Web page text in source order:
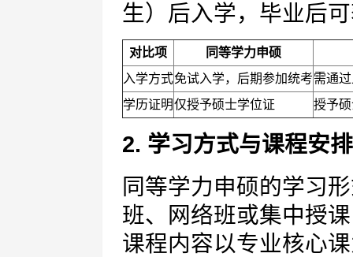
生）后入学，毕业后
对比项
同等学力申硕
入学方式免试入学，后期参加统考需通
学历证明仅授予硕士学位证 授予
2. 学习方式与课程安排
同等学力申硕的学习
班、网络班或集中授
课程内容以专业核心